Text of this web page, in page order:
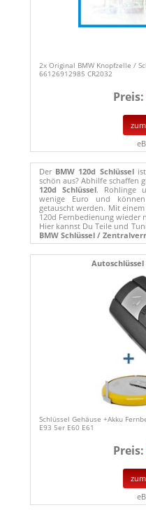
2x Original BMW Knopfzelle /
66126912985 CR2032
Preis:
Der BMW 120d Schlüsselist
schön aus? Abhilfe schaffen
120d Schlüssel. Rohlinge
wenige Euro und
getauscht werden. Mit
120d Fernbedienung wieder
Hier kannst Du Teile und
BMW Schlüssel /
Schlüssel Gehäuse +Akku
E93 5er E60 E61
Preis: